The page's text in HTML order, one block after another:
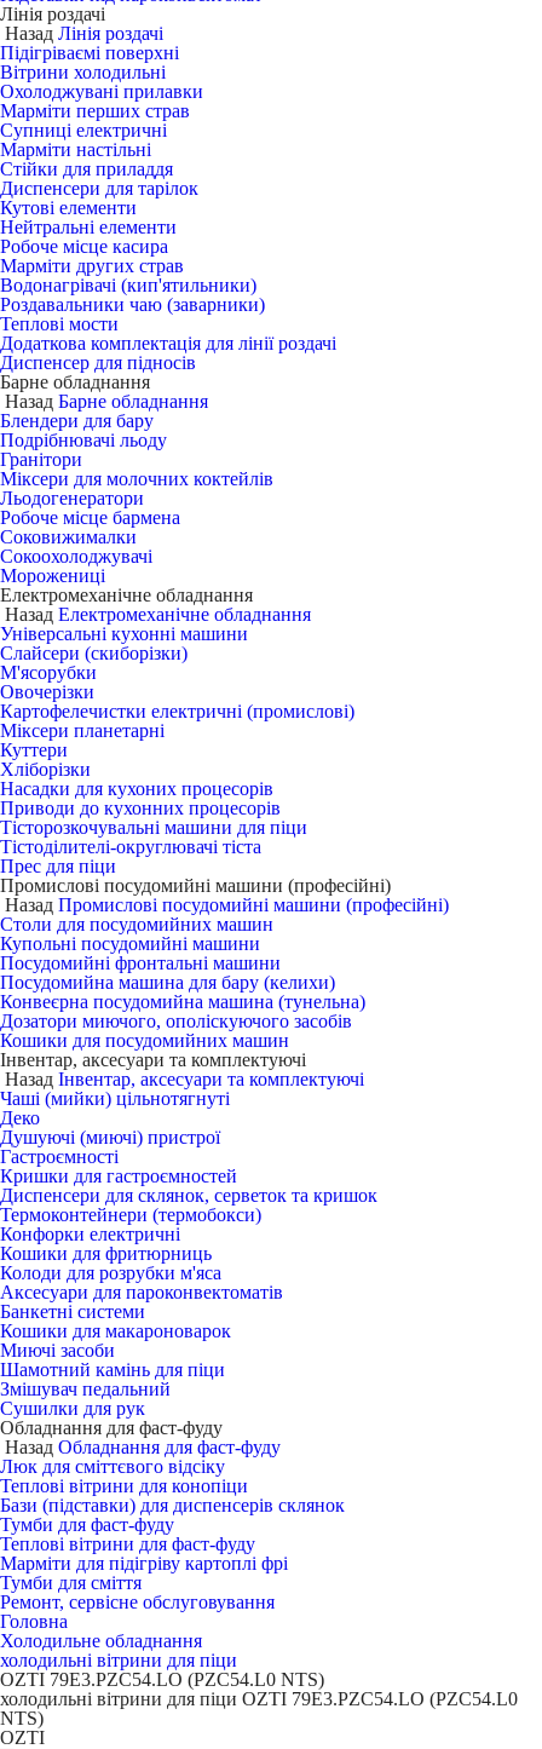
Лінія роздачі
Назад Лінія роздачі
Підігріваємі поверхні
Вітрини холодильні
Охолоджувані прилавки
Марміти перших страв
Супниці електричні
Марміти настільні
Стійки для приладдя
Диспенсери для тарілок
Кутові елементи
Нейтральні елементи
Робоче місце касира
Марміти других страв
Водонагрівачі (кип'ятильники)
Роздавальники чаю (заварники)
Теплові мости
Додаткова комплектація для лінії роздачі
Диспенсер для підносів
Барне обладнання
Назад Барне обладнання
Блендери для бару
Подрібнювачі льоду
Гранітори
Міксери для молочних коктейлів
Льодогенератори
Робоче місце бармена
Соковижималки
Сокоохолоджувачі
Морожениці
Електромеханічне обладнання
Назад Електромеханічне обладнання
Універсальні кухонні машини
Слайсери (скиборізки)
М'ясорубки
Овочерізки
Картофелечистки електричні (промислові)
Міксери планетарні
Куттери
Хліборізки
Насадки для кухоних процесорів
Приводи до кухонних процесорів
Тісторозкочувальні машини для піци
Тістоділителі-округлювачі тіста
Прес для піци
Промислові посудомийні машини (професійні)
Назад Промислові посудомийні машини (професійні)
Столи для посудомийних машин
Купольні посудомийні машини
Посудомийні фронтальні машини
Посудомийна машина для бару (келихи)
Конвеєрна посудомийна машина (тунельна)
Дозатори миючого, ополіскуючого засобів
Кошики для посудомийних машин
Інвентар, аксесуари та комплектуючі
Назад Інвентар, аксесуари та комплектуючі
Чаші (мийки) цільнотягнуті
Деко
Душуючі (миючі) пристрої
Гастроємності
Кришки для гастроємностей
Диспенсери для склянок, серветок та кришок
Термоконтейнери (термобокси)
Конфорки електричні
Кошики для фритюрниць
Колоди для розрубки м'яса
Аксесуари для пароконвектоматів
Банкетні системи
Кошики для макароноварок
Миючі засоби
Шамотний камінь для піци
Змішувач педальний
Сушилки для рук
Обладнання для фаст-фуду
Назад Обладнання для фаст-фуду
Люк для сміттєвого відсіку
Теплові вітрини для конопіци
Бази (підставки) для диспенсерів склянок
Тумби для фаст-фуду
Теплові вітрини для фаст-фуду
Марміти для підігріву картоплі фрі
Тумби для сміття
Ремонт, сервісне обслуговування
Головна
Холодильне обладнання
холодильні вітрини для піци
OZTI 79E3.PZC54.LO (PZC54.L0 NTS)
холодильні вітрини для піци OZTI 79E3.PZC54.LO (PZC54.L0
NTS)
OZTI